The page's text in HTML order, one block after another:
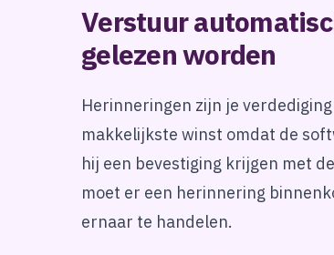
Verstuur
gelezen worden
Herinneringen zijn je
makkelijkste winst omdat de
hij een bevestiging krijgen met
moet er een herinnering
ernaar te handelen.